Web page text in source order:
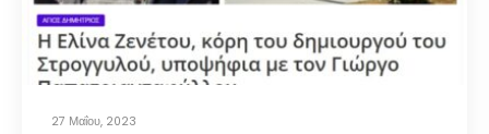
27 Μαΐου, 2023